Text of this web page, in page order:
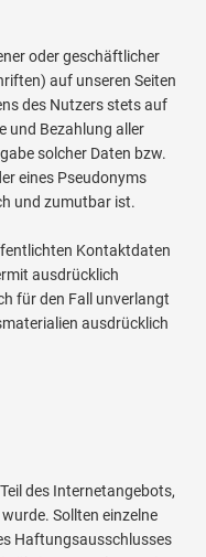
oder geschäftlicher
auf unseren Seiten
des Nutzers stets auf
und Bezahlung aller
solcher Daten bzw.
eines Pseudonyms
und zumutbar ist.
Kontaktdaten
ausdrücklich
für den Fall unverlangt
ausdrücklich
des Internetangebots,
Sollten einzelne
Haftungsausschlusses